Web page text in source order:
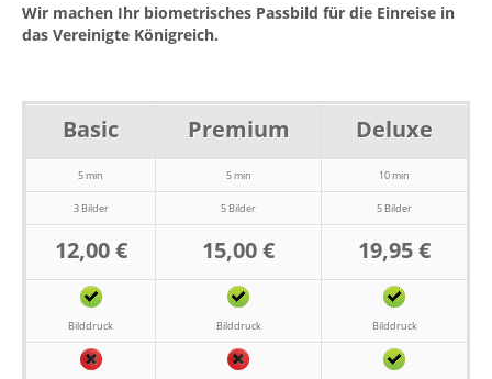
Wir machen Ihr biometrisches Passbild für die Einreise in
das Vereinigte Königreich.
Basic Premium Deluxe
5 min 5 min 10 min
3 Bilder 5 Bilder 5 Bilder
12,00 € 15,00 € 19,95 €
Bilddruck Bilddruck Bilddruck